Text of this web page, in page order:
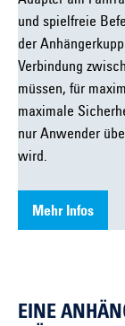
und spielfreie
der
Verbindung
müssen, für
maximale
nur Anwender
wird.
Mehr Infos
EINE